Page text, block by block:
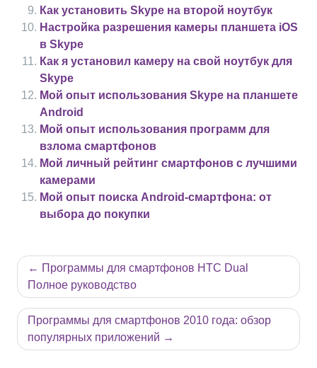
Как установить Skype на второй ноутбук
Настройка разрешения камеры планшета iOS
в Skype
Как я установил камеру на свой ноутбук для
Skype
Мой опыт использования Skype на планшете
Android
Мой опыт использования программ для
взлома смартфонов
Мой личный рейтинг смартфонов с лучшими
камерами
Мой опыт поиска Android-смартфона: от
выбора до покупки
Навигация
по
записям
Программы для смартфонов HTC Dual
Полное руководство
Программы для смартфонов 2010 года: обзор
популярных приложений